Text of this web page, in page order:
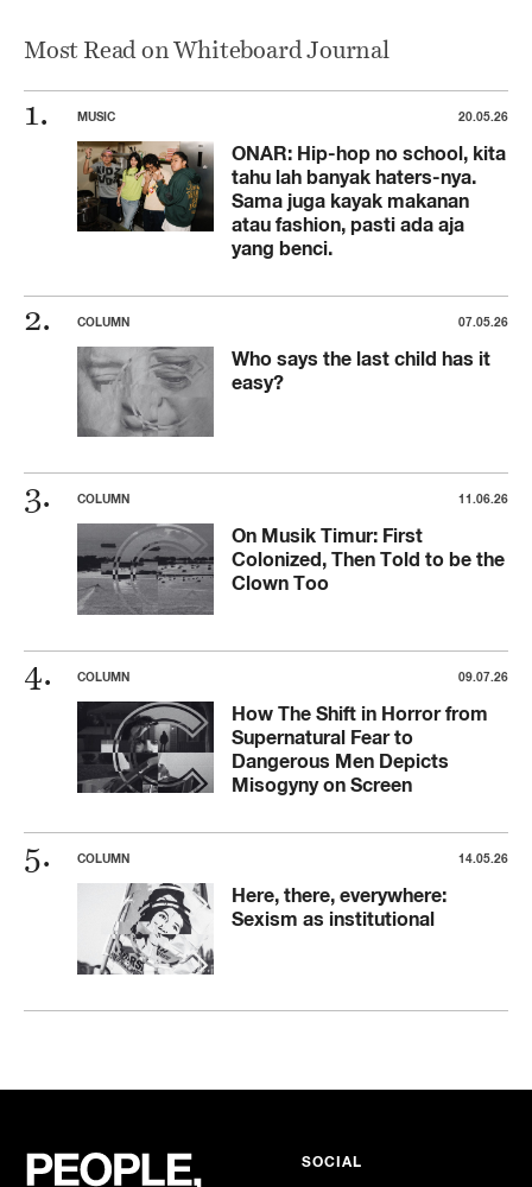
Most Read on Whiteboard Journal
MUSIC 20.05.26
ONAR: Hip-hop no school, kita
tahu lah banyak haters-nya.
Sama juga kayak makanan
atau fashion, pasti ada aja
yang benci.
COLUMN 07.05.26
Who says the last child has it
easy?
COLUMN 11.06.26
On Musik Timur: First
Colonized, Then Told to be the
Clown Too
COLUMN 09.07.26
How The Shift in Horror from
Supernatural Fear to
Dangerous Men Depicts
Misogyny on Screen
COLUMN 14.05.26
Here, there, everywhere:
Sexism as institutional
SOCIAL